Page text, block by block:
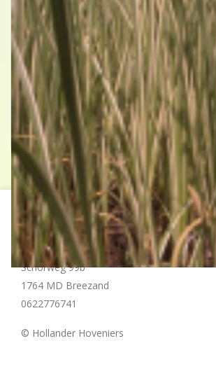
Kalmoes
Acorus calamus 'Variegatus'
Contact
Hollander Hoveniers
Schorweg 99b
1764 MD Breezand
0622776741
© Hollander Hoveniers